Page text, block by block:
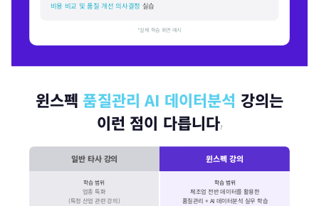
비용 비교 및 품질 개선 의사결정 실습
*실제 학습 화면 예시
윈스펙품질관리 AI 데이터분석 강의는
이런 점이 다릅니다!
일반 타사 강의 윈스펙 강의
학습 범위
업종 특화
(특정 산업 관련 강의)
학습 범위
제조업 전반 데이터를 활용한
품질관리 + AI 데이터분석 실무 학습